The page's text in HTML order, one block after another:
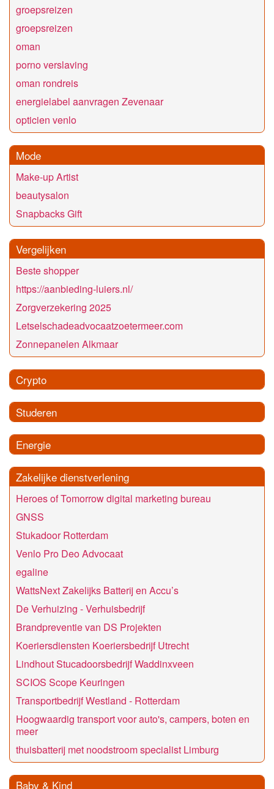
groepsreizen
groepsreizen
oman
porno verslaving
oman rondreis
energielabel aanvragen Zevenaar
opticien venlo
Mode
Make-up Artist
beautysalon
Snapbacks Gift
Vergelijken
Beste shopper
https://aanbieding-luiers.nl/
Zorgverzekering 2025
Letselschadeadvocaatzoetermeer.com
Zonnepanelen Alkmaar
Crypto
Studeren
Energie
Zakelijke dienstverlening
Heroes of Tomorrow digital marketing bureau
GNSS
Stukadoor Rotterdam
Venlo Pro Deo Advocaat
egaline
WattsNext Zakelijks Batterij en Accu’s
De Verhuizing - Verhuisbedrijf
Brandpreventie van DS Projekten
Koeriersdiensten Koeriersbedrijf Utrecht
Lindhout Stucadoorsbedrijf Waddinxveen
SCIOS Scope Keuringen
Transportbedrijf Westland - Rotterdam
Hoogwaardig transport voor auto's, campers, boten en
meer
thuisbatterij met noodstroom specialist Limburg
Baby & Kind